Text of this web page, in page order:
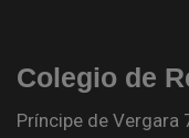
Colegio de
Príncipe de Vergara